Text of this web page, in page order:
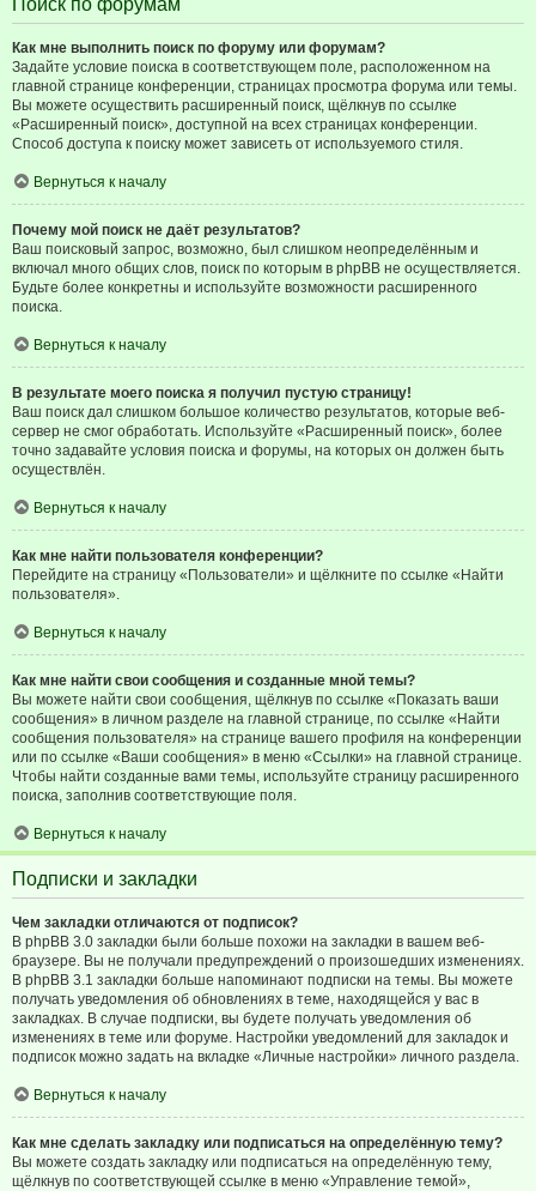
Поиск по форумам
Как мне выполнить поиск по форуму или форумам?
Задайте условие поиска в соответствующем поле, расположенном на
главной странице конференции, страницах просмотра форума или темы.
Вы можете осуществить расширенный поиск, щёлкнув по ссылке
«Расширенный поиск», доступной на всех страницах конференции.
Способ доступа к поиску может зависеть от используемого стиля.
Вернуться к началу
Почему мой поиск не даёт результатов?
Ваш поисковый запрос, возможно, был слишком неопределённым и
включал много общих слов, поиск по которым в phpBB не осуществляется.
Будьте более конкретны и используйте возможности расширенного
поиска.
Вернуться к началу
В результате моего поиска я получил пустую страницу!
Ваш поиск дал слишком большое количество результатов, которые веб-
сервер не смог обработать. Используйте «Расширенный поиск», более
точно задавайте условия поиска и форумы, на которых он должен быть
осуществлён.
Вернуться к началу
Как мне найти пользователя конференции?
Перейдите на страницу «Пользователи» и щёлкните по ссылке «Найти
пользователя».
Вернуться к началу
Как мне найти свои сообщения и созданные мной темы?
Вы можете найти свои сообщения, щёлкнув по ссылке «Показать ваши
сообщения» в личном разделе на главной странице, по ссылке «Найти
сообщения пользователя» на странице вашего профиля на конференции
или по ссылке «Ваши сообщения» в меню «Ссылки» на главной странице.
Чтобы найти созданные вами темы, используйте страницу расширенного
поиска, заполнив соответствующие поля.
Вернуться к началу
Подписки и закладки
Чем закладки отличаются от подписок?
В phpBB 3.0 закладки были больше похожи на закладки в вашем веб-
браузере. Вы не получали предупреждений о произошедших изменениях.
В phpBB 3.1 закладки больше напоминают подписки на темы. Вы можете
получать уведомления об обновлениях в теме, находящейся у вас в
закладках. В случае подписки, вы будете получать уведомления об
изменениях в теме или форуме. Настройки уведомлений для закладок и
подписок можно задать на вкладке «Личные настройки» личного раздела.
Вернуться к началу
Как мне сделать закладку или подписаться на определённую тему?
Вы можете создать закладку или подписаться на определённую тему,
щёлкнув по соответствующей ссылке в меню «Управление темой»,